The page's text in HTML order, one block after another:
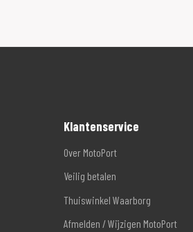
Klantenservice
Over MotoPort
Veilig betalen
Thuiswinkel Waarborg
Afmelden / Wijzigen MotoPort